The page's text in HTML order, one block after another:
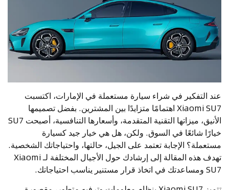
عند التفكير في شراء سيارة مستعملة في الإمارات، اكتسبت
Xiaomi SU7 اهتمامًا متزايدًا بين المشترين. بفضل تصميمها
الأنيق، ميزاتها التقنية المتقدمة، وأسعارها التنافسية، أصبحت SU7
خيارًا شائعًا في السوق. ولكن، هل هي خيار جيد كسيارة
مستعملة؟ الإجابة تعتمد على الجيل، حالتها، واحتياجاتك الشخصية.
تهدف هذه المقالة إلى إرشادك حول الأجيال المختلفة لـ Xiaomi
SU7 ومساعدتك في اتخاذ قرار مستنير يناسب احتياجاتك.